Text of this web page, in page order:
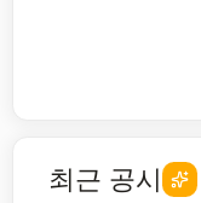
최근 공시